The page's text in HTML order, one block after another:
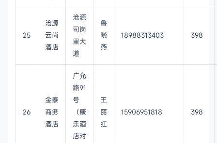
25
沧源
云尚
酒店
沧源
司岗
里大
道
鲁
晓
燕
18988313403 398
26
金泰
商务
酒店
广允
路91
号
（康
乐酒
店对
王
丽
红
15906951818 398